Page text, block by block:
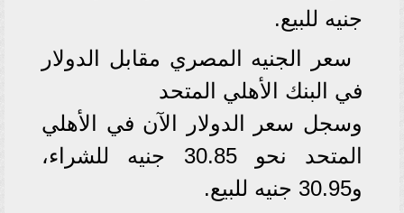
جنيه للبيع.
سعر الجنيه المصري مقابل الدولار
في البنك الأهلي المتحد
وسجل سعر الدولار الآن في الأهلي
المتحد نحو 30.85 جنيه للشراء،
و30.95 جنيه للبيع.